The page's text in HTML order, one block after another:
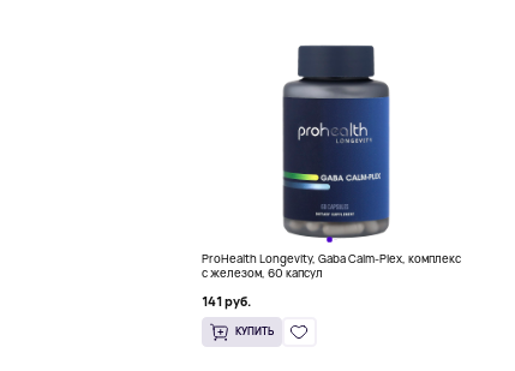
ProHealth Longevity, Gaba Calm-Plex, комплекс
с железом, 60 капсул
141 руб.
КУПИТЬ